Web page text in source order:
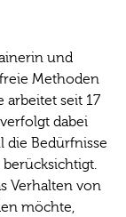
und
Methoden
arbeitet seit 17
dabei
die Bedürfnisse
Verhalten von
möchte,